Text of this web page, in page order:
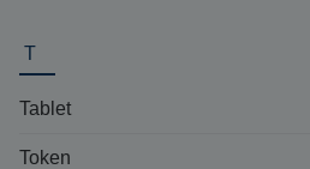
T
Tablet
Token